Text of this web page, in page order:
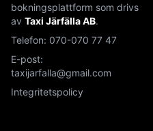
bokningsplattform som drivs
av Taxi Järfälla AB.
Telefon: 070-070 77 47
E-post:
taxijarfalla@gmail.com
Integritetspolicy